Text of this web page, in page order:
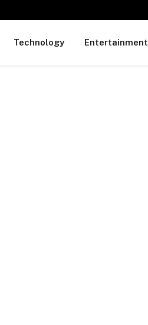
Technology Entertainment